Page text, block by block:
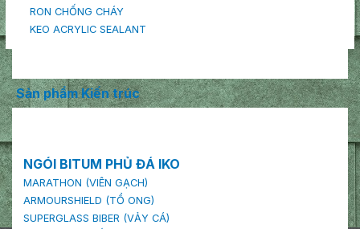
RON CHỐNG CHÁY
KEO ACRYLIC SEALANT
Sản phẩm Kiến trúc
NGÓI BITUM PHỦ ĐÁ IKO
MARATHON (VIÊN GẠCH)
ARMOURSHIELD (TỔ ONG)
SUPERGLASS BIBER (VẢY CÁ)